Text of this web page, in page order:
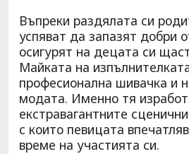
Въпреки раздялата си
успяват да запазят добри
осигурят на децата си
Майката на
професионална шивачка и
модата. Именно тя
екстравагантните
с които певицата
време на участията си.